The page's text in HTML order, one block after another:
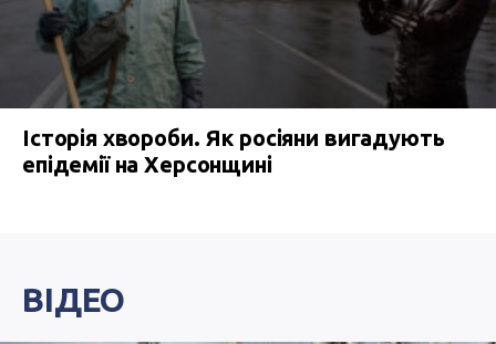
Історія хвороби. Як росіяни вигадують
епідемії на Херсонщині
ВІДЕО